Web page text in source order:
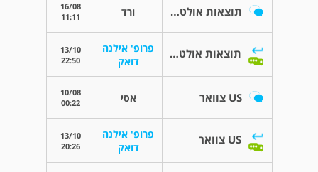
תוצאות אולטרסאונד בלוטת התריס ורד
16/08
11:11
תוצאות אולטרסאונד בלוטת התריס
פרופ' אילנה
דואק
13/10
22:50
US צוואר אסי
10/08
00:22
US צוואר
פרופ' אילנה
דואק
13/10
20:26